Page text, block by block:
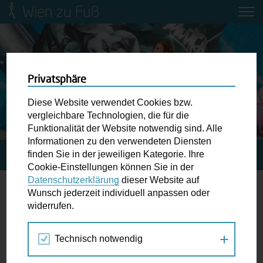
Wien zu Fuß
Mobilitätsbildung für Kinder und
Jugendliche
Ringstraße-Neugestaltung
Wiener Fußwegekarte
Newsletter abonnieren
Wunschbox
der Ampel ...
STARTSEITE SPAZIERGANG KALENDER
Probe
Aug Sep
Privatsphäre
Diese Website verwendet Cookies bzw.
vergleichbare Technologien, die für die
Funktionalität der Website notwendig sind. Alle
Informationen zu den verwendeten Diensten
finden Sie in der jeweiligen Kategorie. Ihre
Cookie-Einstellungen können Sie in der
Datenschutzerklärung dieser Website auf
Wunsch jederzeit individuell anpassen oder
widerrufen.
Technisch notwendig